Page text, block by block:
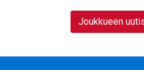
Joukkueen